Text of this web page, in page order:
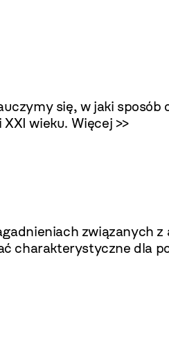
się, w jaki
wieku. Więcej >>
związanych
charakterystyczne dla